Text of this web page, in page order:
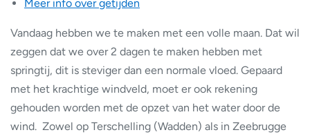
Meer info over getijden
Vandaag hebben we te maken met een volle maan. Dat wil
zeggen dat we over 2 dagen te maken hebben met
springtij, dit is steviger dan een normale vloed. Gepaard
met het krachtige windveld, moet er ook rekening
gehouden worden met de opzet van het water door de
wind. Zowel op Terschelling (Wadden) als in Zeebrugge